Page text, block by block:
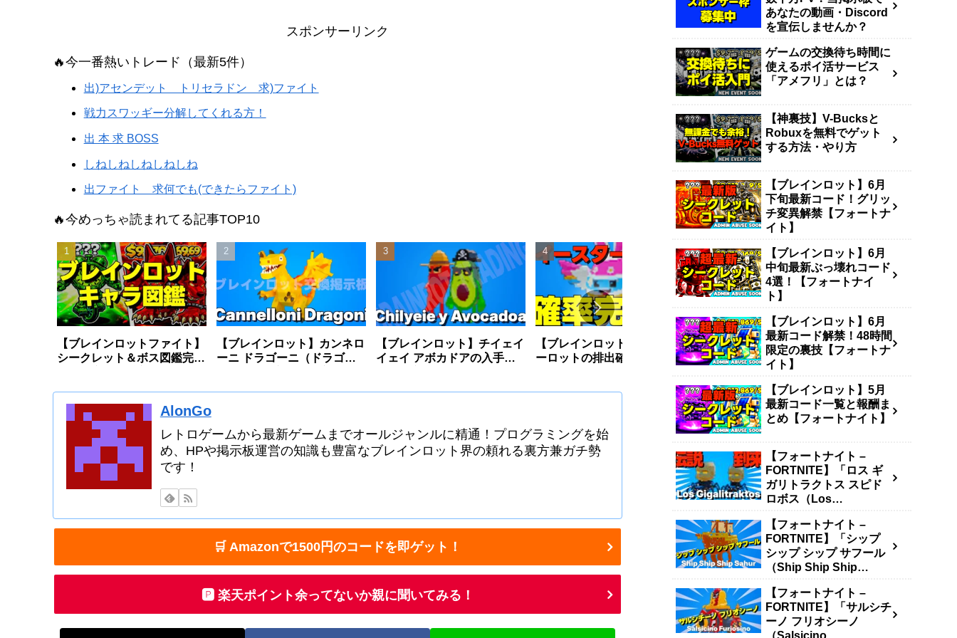
スポンサーリンク
🔥今一番熱いトレード（最新5件）
出)アセンデット トリセラドン 求)ファイト
戦力スワッギー分解してくれる方！
出 本 求 BOSS
しねしねしねしねしね
出ファイト 求何でも(できたらファイト)
🔥今めっちゃ読まれてる記事TOP10
【ブレインロットファイト】
シークレット＆ボス図鑑完全
【ブレインロット】カンネロ
ーニ ドラゴーニ（ドラゴ
【ブレインロット】チイェイ
イェイ アボカドアの入手方
【ブレインロット】イースタ
ーロットの排出確率完全版！
ゲームの交換待ち時間に使え
るポイ活サービス「アメフ
【ブレインロット
最新コード！グリ
AlonGo
レトロゲームから最新ゲームまでオールジャンルに精通！プログラミングを始
め、HPや掲示板運営の知識も豊富なブレインロット界の頼れる裏方兼ガチ勢
です！
🛒 Amazonで1500円のコードを即ゲット！
🅿️ 楽天ポイント余ってないか親に聞いてみる！
あなたの動画・Discord
を宣伝しませんか？
ゲームの交換待ち時間に
使えるポイ活サービス
「アメフリ」とは？
【神裏技】V-Bucksと
Robuxを無料でゲット
する方法・やり方
【ブレインロット】6月
下旬最新コード！グリッ
チ変異解禁【フォートナ
イト】
【ブレインロット】6月
中旬最新ぶっ壊れコード
4選！【フォートナイ
ト】
【ブレインロット】6月
最新コード解禁！48時間
限定の裏技【フォートナ
イト】
【ブレインロット】5月
最新コード一覧と報酬ま
とめ【フォートナイト】
【フォートナイト –
FORTNITE】「ロス ギ
ガリトラクトス スピド
ロボス（Los
方法・確率・キャッシュ
生成量まとめ【ブレイン
ロットを盗む – STEAL
THE BRAINROT】
【フォートナイト –
FORTNITE】「シップ
シップ シップ サフール
（Ship Ship Ship
確率・キャッシュ生成量
まとめ【ブレインロット
を盗む – STEAL THE
【フォートナイト –
FORTNITE】「サルシチ
ーノ フリオシーノ